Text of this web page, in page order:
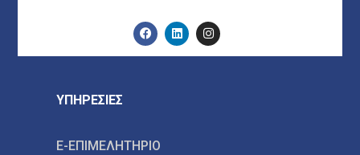
ΥΠΗΡΕΣΙΕΣ
E-ΕΠΙΜΕΛΗΤΗΡΙΟ